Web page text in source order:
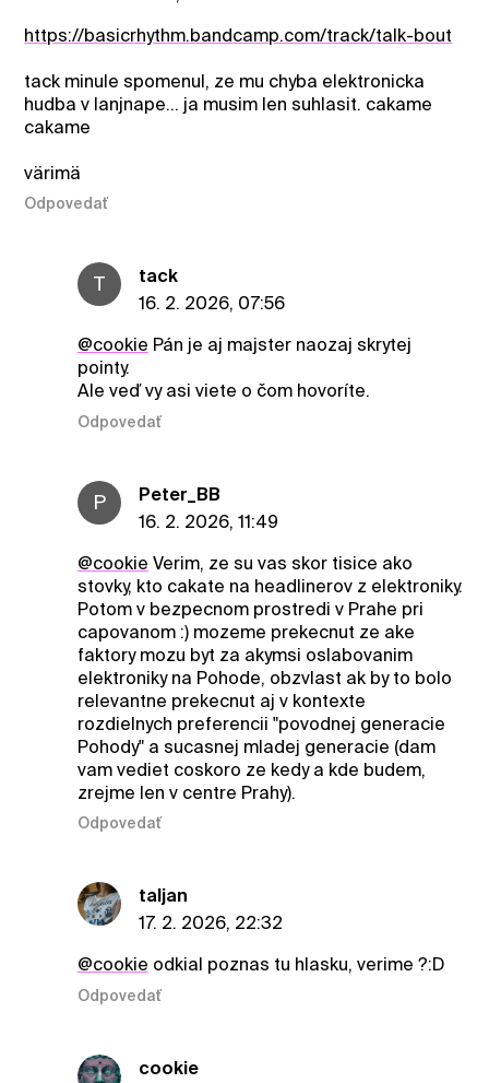
https://basicrhythm.bandcamp.com/track/talk-bout
tack minule spomenul, ze mu chyba elektronicka
hudba v lanjnape... ja musim len suhlasit. cakame
cakame
värimä
Odpovedať
T
tack
16. 2. 2026, 07:56
@cookie Pán je aj majster naozaj skrytej
pointy.
Ale veď vy asi viete o čom hovoríte.
Odpovedať
P
Peter_BB
16. 2. 2026, 11:49
@cookie Verim, ze su vas skor tisice ako
stovky, kto cakate na headlinerov z elektroniky.
Potom v bezpecnom prostredi v Prahe pri
capovanom :) mozeme prekecnut ze ake
faktory mozu byt za akymsi oslabovanim
elektroniky na Pohode, obzvlast ak by to bolo
relevantne prekecnut aj v kontexte
rozdielnych preferencii "povodnej generacie
Pohody" a sucasnej mladej generacie (dam
vam vediet coskoro ze kedy a kde budem,
zrejme len v centre Prahy).
Odpovedať
taljan
17. 2. 2026, 22:32
@cookie odkial poznas tu hlasku, verime ?:D
Odpovedať
cookie